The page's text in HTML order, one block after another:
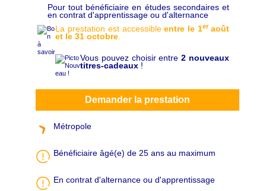
p
Pour tout bénéficiaire en études secondaires et
en contrat d'apprentissage ou d'alternance
La prestation est accessibleentre le 1er août
et le 31 octobre.
Vous pouvez choisir entre2 nouveaux
titres-cadeaux!
Demander la prestation
Métropole
Bénéficiaire âgé(e) de 25 ans au maximum
En contrat d'alternance ou d'apprentissage